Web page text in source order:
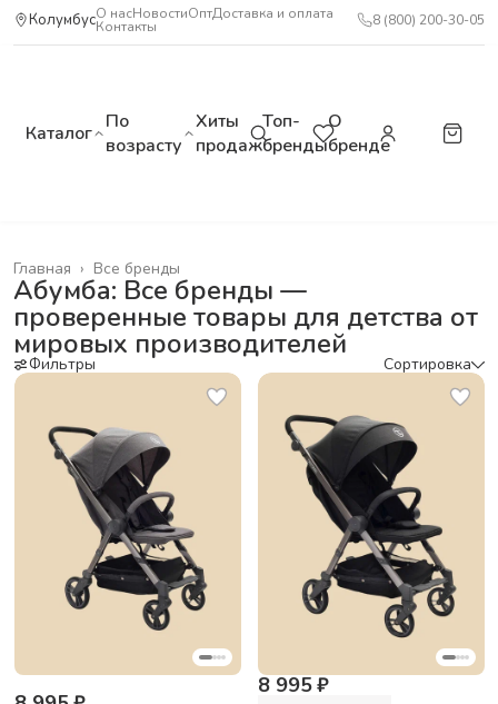
КолумбусО насНовостиОптДоставка и оплата
Контакты 8 (800) 200-30-05
Каталог По
возрасту
Хиты
продаж
Топ-
бренды
О
бренде
Все бренды
Главная ›
Абумба: Все бренды —
проверенные товары для детства от
мировых производителей
Фильтры Сортировка
8 995 ₽